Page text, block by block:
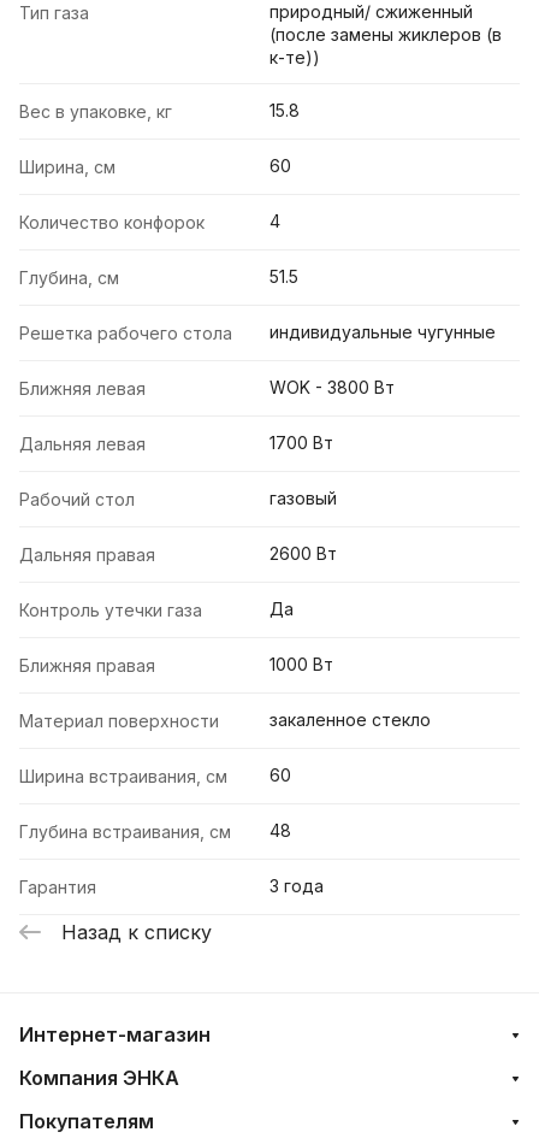
Тип газа
природный/ сжиженный
(после замены жиклеров (в
к-те))
Вес в упаковке, кг 15.8
Ширина, см 60
Количество конфорок 4
Глубина, см 51.5
Решетка рабочего стола индивидуальные чугунные
Ближняя левая WOK - 3800 Вт
Дальняя левая 1700 Вт
Рабочий стол газовый
Дальняя правая 2600 Вт
Контроль утечки газа Да
Ближняя правая 1000 Вт
Материал поверхности закаленное стекло
Ширина встраивания, см 60
Глубина встраивания, см 48
Гарантия 3 года
Назад к списку
Интернет-магазин
Компания ЭНКА
Покупателям